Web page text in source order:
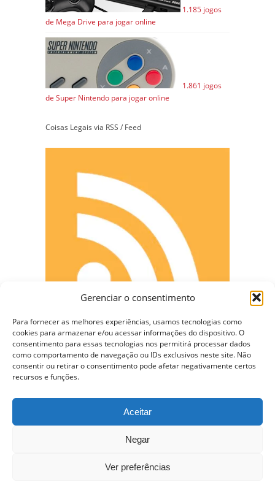
Gerenciar o consentimento
Para fornecer as melhores experiências, usamos tecnologias como
cookies para armazenar e/ou acessar informações do dispositivo. O
consentimento para essas tecnologias nos permitirá processar dados
como comportamento de navegação ou IDs exclusivos neste site. Não
consentir ou retirar o consentimento pode afetar negativamente certos
recursos e funções.
Aceitar
Negar
Ver preferências
1.185 jogos
de Mega Drive para jogar online
1.861 jogos
de Super Nintendo para jogar online
Coisas Legais via RSS / Feed
CONECTE-SE
Copyright © 2009 - 2023 Somente Coisas Legais.
Nossa Hospedagem WordPress VPS de $10 dólares –